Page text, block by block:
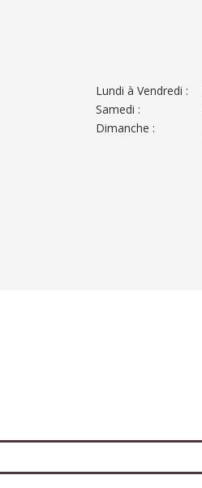
Lundi à Vendredi :
Samedi :
Dimanche :